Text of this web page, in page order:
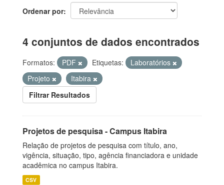
Ordenar por
4 conjuntos de dados encontrados
Formatos: PDF Etiquetas:
Laboratórios
Projeto
Itabira
Filtrar Resultados
Projetos de pesquisa - Campus Itabira
Relação de projetos de pesquisa com título, ano,
vigência, situação, tipo, agência financiadora e unidade
acadêmica no campus Itabira.
CSV